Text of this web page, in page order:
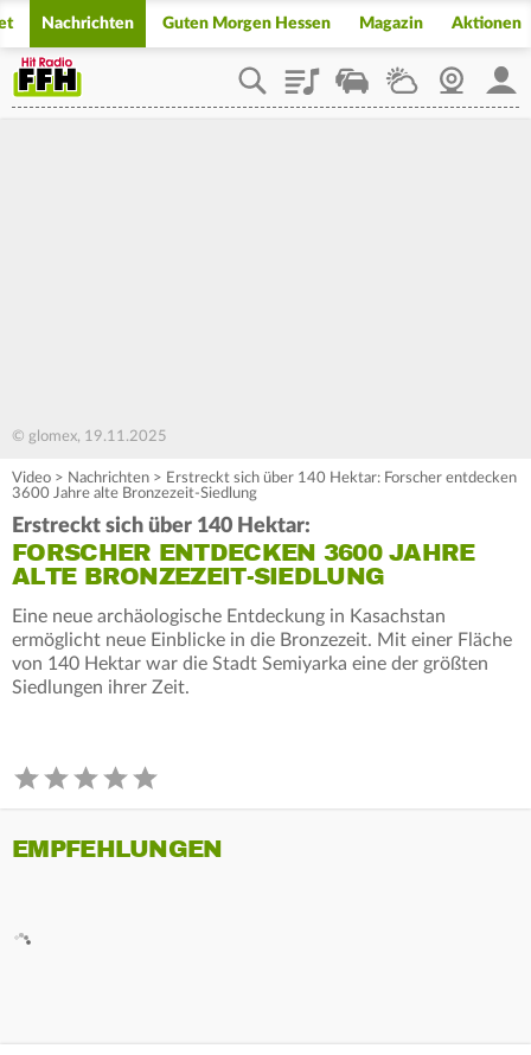
Nachrichten Guten Morgen Hessen Magazin Aktionen
PlaylistStaupilotWetterWebcam
© glomex, 19.11.2025
Video > Nachrichten > Erstreckt sich über 140 Hektar: Forscher entdecken
3600 Jahre alte Bronzezeit-Siedlung
Erstreckt sich über 140 Hektar:
FORSCHER ENTDECKEN 3600 JAHRE
ALTE BRONZEZEIT-SIEDLUNG
Eine neue archäologische Entdeckung in Kasachstan
ermöglicht neue Einblicke in die Bronzezeit. Mit einer Fläche
von 140 Hektar war die Stadt Semiyarka eine der größten
Siedlungen ihrer Zeit.
EMPFEHLUNGEN